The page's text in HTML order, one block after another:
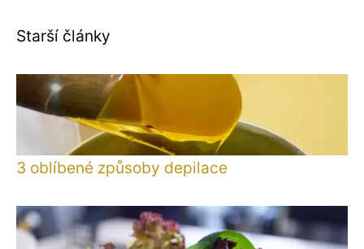
Starší články
3 oblíbené způsoby depilace